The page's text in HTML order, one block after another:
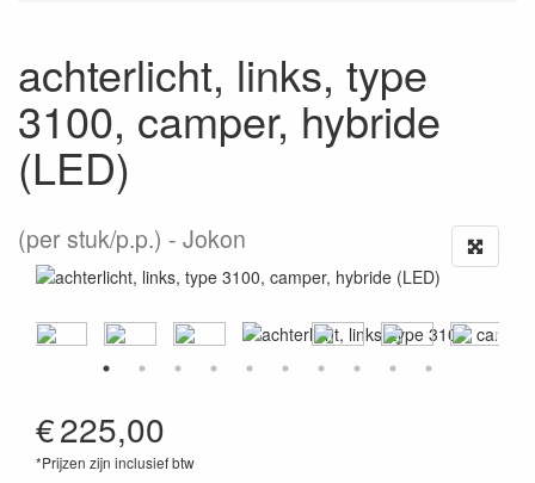
achterlicht, links, type
3100, camper, hybride
(LED)
(per stuk/p.p.) Jokon
€225,00
*Prijzen zijn inclusief btw